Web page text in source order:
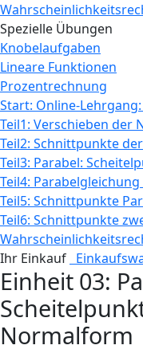
Spezielle Übungen
Knobelaufgaben
Lineare Funktionen
Prozentrechnung
Start: Online-
Teil1: Verschieben der
Teil2: Schnittpunkte
Teil3: Parabel:
Teil4:
Teil5: Schnittpunkte
Teil6: Schnittpunkte
Ihr Einkauf
Einheit 03:
Normalform